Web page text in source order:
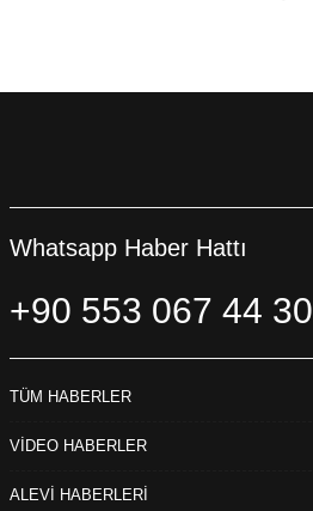
Whatsapp Haber Hattı
+90 553 067 44 30
TÜM HABERLER
VİDEO HABERLER
ALEVİ HABERLERİ